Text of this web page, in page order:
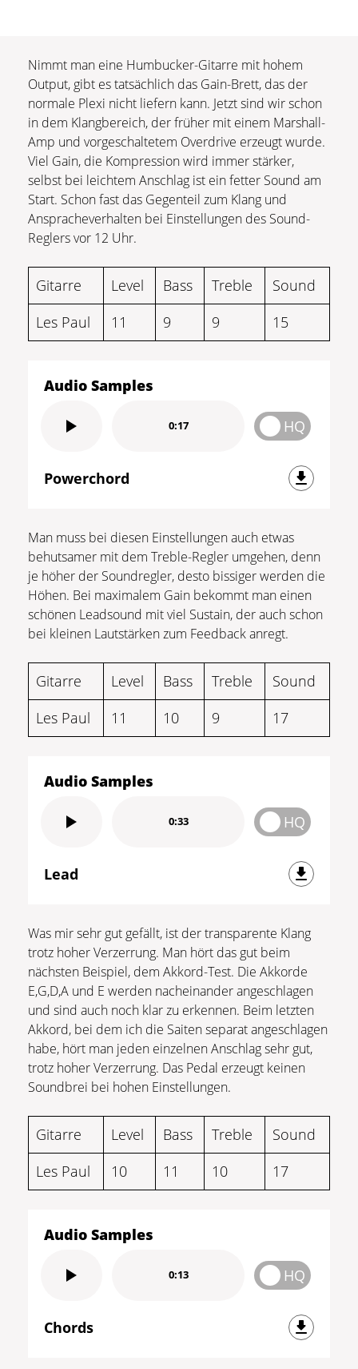
Nimmt man eine Humbucker-Gitarre mit hohem
Output, gibt es tatsächlich das Gain-Brett, das der
normale Plexi nicht liefern kann. Jetzt sind wir schon
in dem Klangbereich, der früher mit einem Marshall-
Amp und vorgeschaltetem Overdrive erzeugt wurde.
Viel Gain, die Kompression wird immer stärker,
selbst bei leichtem Anschlag ist ein fetter Sound am
Start. Schon fast das Gegenteil zum Klang und
Anspracheverhalten bei Einstellungen des Sound-
Reglers vor 12 Uhr.
Gitarre Level Bass Treble
Sound
Les Paul
11 9 9 15
Audio Samples
0:17 HQ
Powerchord
Man muss bei diesen Einstellungen auch etwas
behutsamer mit dem Treble-Regler umgehen, denn
je höher der Soundregler, desto bissiger werden die
Höhen. Bei maximalem Gain bekommt man einen
schönen Leadsound mit viel Sustain, der auch schon
bei kleinen Lautstärken zum Feedback anregt.
Gitarre Level Bass Treble
Sound
Les Paul
11 10 9 17
Audio Samples
0:33 HQ
Lead
Was mir sehr gut gefällt, ist der transparente Klang
trotz hoher Verzerrung. Man hört das gut beim
nächsten Beispiel, dem Akkord-Test. Die Akkorde
E,G,D,A und E werden nacheinander angeschlagen
und sind auch noch klar zu erkennen. Beim letzten
Akkord, bei dem ich die Saiten separat angeschlagen
habe, hört man jeden einzelnen Anschlag sehr gut,
trotz hoher Verzerrung. Das Pedal erzeugt keinen
Soundbrei bei hohen Einstellungen.
Gitarre Level Bass Treble
Sound
Les Paul
10 11 10 17
Audio Samples
0:13 HQ
Chords